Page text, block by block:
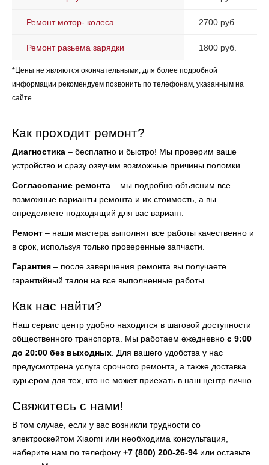
Ремонт мотор- колеса 2700 руб.
Ремонт разьема зарядки 1800 руб.
*Цены не являются окончательными, для более подробной
информации рекомендуем позвонить по телефонам, указанным на
сайте
Как проходит ремонт?
Диагностика – бесплатно и быстро! Мы проверим ваше
устройство и сразу озвучим возможные причины поломки.
Согласование ремонта – мы подробно объясним все
возможные варианты ремонта и их стоимость, а вы
определяете подходящий для вас вариант.
Ремонт – наши мастера выполнят все работы качественно и
в срок, используя только проверенные запчасти.
Гарантия – после завершения ремонта вы получаете
гарантийный талон на все выполненные работы.
Как нас найти?
Наш сервис центр удобно находится в шаговой доступности
общественного транспорта. Мы работаем ежедневно с 9:00
до 20:00 без выходных . Для вашего удобства у нас
предусмотрена услуга срочного ремонта, а также доставка
курьером для тех, кто не может приехать в наш центр лично.
Свяжитесь с нами!
В том случае, если у вас возникли трудности со
электроскейтом Xiaomi или необходима консультация,
наберите нам по телефону +7 (800) 200-26-94 или оставьте